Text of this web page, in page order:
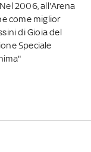
2006, all'Arena
come miglior
di Gioia del
Speciale